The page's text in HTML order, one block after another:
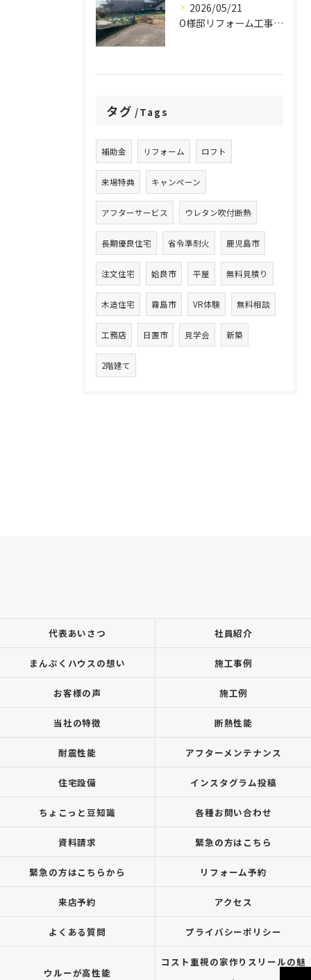
2026/05/21
O様邸リフォーム工事 施工集
タグ Tags
補助金 リフォーム ロフト
来場特典 キャンペーン
アフターサービス ウレタン吹付断熱
長期優良住宅 省令準耐火 鹿児島市
注文住宅 姶良市 平屋 無料見積り
木造住宅 霧島市 VR体験 無料相談
工務店 日置市 見学会 新築
2階建て
代表あいさつ 社員紹介
まんぷくハウスの想い 施工事例
お客様の声 施工例
当社の特徴 断熱性能
耐震性能 アフターメンテナンス
住宅設備 インスタグラム投稿
ちょこっと豆知識 各種お問い合わせ
資料請求 緊急の方はこちら
緊急の方はこちらから リフォーム予約
来店予約 アクセス
よくある質問 プライバシーポリシー
ウルーが高性能
コスト重視の家作りスリールの魅